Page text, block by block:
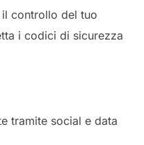
controllo del tuo
i codici di sicurezza
tramite social e data